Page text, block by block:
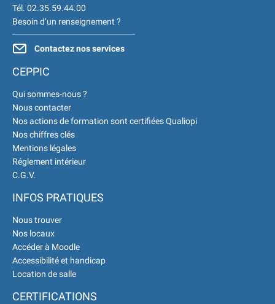
Tél. 02.35.59.44.00
Besoin d’un renseignement ?
Contactez nos services
CEPPIC
Qui sommes-nous ?
Nous contacter
Nos actions de formation sont certifiées Qualiopi
Nos chiffres clés
Mentions légales
Réglement intérieur
C.G.V.
INFOS PRATIQUES
Nous trouver
Nos locaux
Accéder à Moodle
Accessibilité et handicap
Location de salle
CERTIFICATIONS